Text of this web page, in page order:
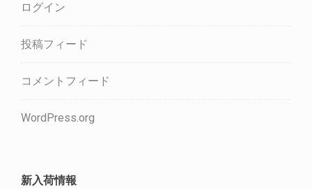
ログイン
投稿フィード
コメントフィード
WordPress.org
新入荷情報